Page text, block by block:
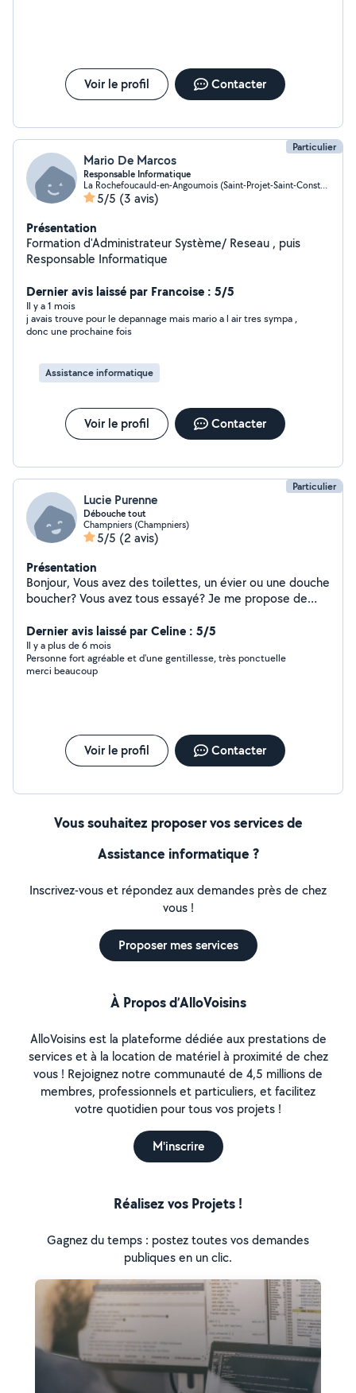
Voir le profil Contacter
Particulier
Mario De Marcos
Responsable Informatique
La Rochefoucauld-en-Angoumois (Saint-Projet-Saint-Constant)
5/5 (3 avis)
Présentation
Formation d'Administrateur Système/ Reseau , puis
Responsable Informatique
Dernier avis laissé par Francoise : 5/5
Il y a 1 mois
j avais trouve pour le depannage mais mario a l air tres sympa ,
donc une prochaine fois
Assistance informatique
Voir le profil Contacter
Particulier
Lucie Purenne
Débouche tout
Champniers (Champniers)
5/5 (2 avis)
Présentation
Bonjour, Vous avez des toilettes, un évier ou une douche
boucher? Vous avez tous essayé? Je me propose de
plombier pour vous déboucher sa en moins de deux!
Prix à voir ensemble
Dernier avis laissé par Celine : 5/5
Il y a plus de 6 mois
Personne fort agréable et d'une gentillesse, très ponctuelle
merci beaucoup
Voir le profil Contacter
Vous souhaitez proposer vos services de
Assistance informatique ?
Inscrivez-vous et répondez aux demandes près de chez
vous !
Proposer mes services
À Propos d’AlloVoisins
AlloVoisins est la plateforme dédiée aux prestations de
services et à la location de matériel à proximité de chez
vous ! Rejoignez notre communauté de 4,5 millions de
membres, professionnels et particuliers, et facilitez
votre quotidien pour tous vos projets !
M'inscrire
Réalisez vos Projets !
Gagnez du temps : postez toutes vos demandes
publiques en un clic.